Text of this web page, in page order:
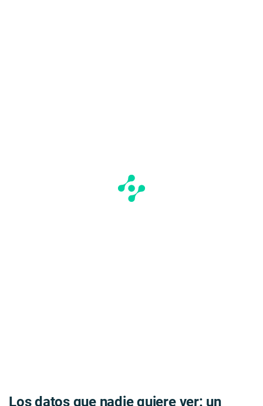
Los datos que nadie quiere ver: un